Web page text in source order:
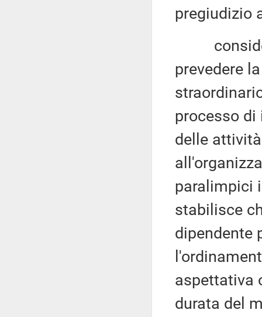
pregiudizio
prevedere
processo di
delle
paralimpici
stabilisce
dipendente
aspettativa
durata del